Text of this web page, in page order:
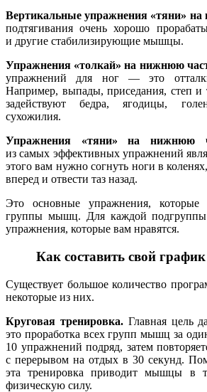
Вертикальные упражнения «тяни» на
подтягивания очень хорошо
и другие стабилизирующие мышцы.
Упражнения «толкай» на нижнюю
упражнений для ног — это
Например, выпады, приседания, степ
задействуют бедра, ягодицы,
сухожилия.
Упражнения «тяни» на нижнюю
из самых эффективных упражнений
этого вам нужно согнуть ноги в
вперед и отвести таз назад.
Это основные упражнения,
группы мышц. Для каждой
упражнения, которые вам нравятся.
Как составить свой
Существует большое количество
некоторые из них.
Круговая тренировка.Главная цель
это проработка всех групп мышц за
10 упражнений подряд, затем
с перерывом на отдых в 30 секунд.
эта тренировка приводит мышцы в
физическую силу.